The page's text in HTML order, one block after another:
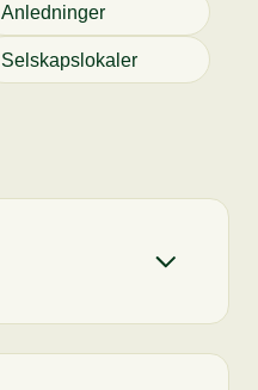
Anledninger
Selskapslokaler